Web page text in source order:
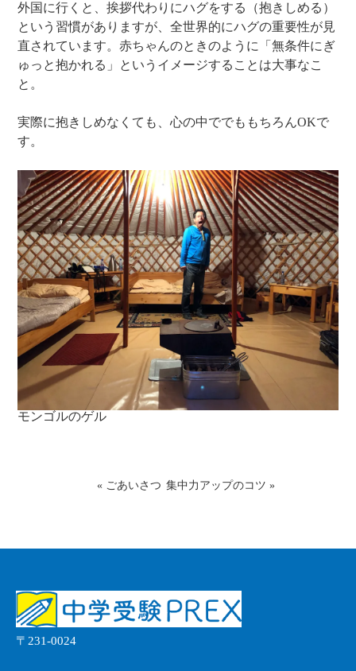
外国に行くと、挨拶代わりにハグをする（抱きしめる）
という習慣がありますが、全世界的にハグの重要性が見
直されています。赤ちゃんのときのように「無条件にぎ
ゅっと抱かれる」というイメージすることは大事なこ
と。
実際に抱きしめなくても、心の中ででももちろんOKで
す。
モンゴルのゲル
« ごあいさつ 集中力アップのコツ »
〒231-0024